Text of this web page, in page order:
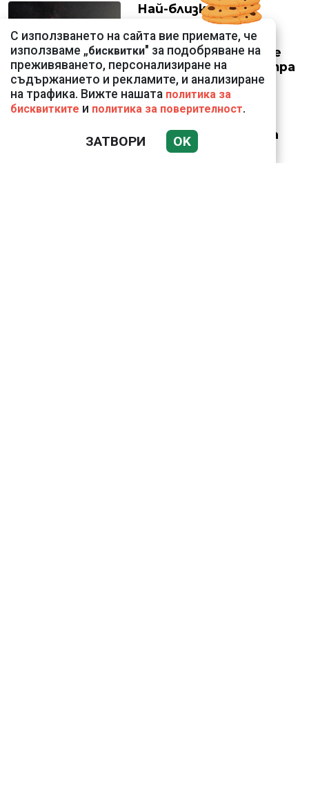
Най-близкото
прелитане в
историята:
Космически кораб се
доближи на 400 метра
до астероид
Датската принцеса
Изабела влезе в
С използването на сайта вие приемате, че
използваме „бисквитки" за подобряване на
преживяването, персонализиране на
съдържанието и рекламите, и анализиране
на трафика. Вижте нашата политика за
бисквитките и политика за поверителност.
ЗАТВОРИ OK